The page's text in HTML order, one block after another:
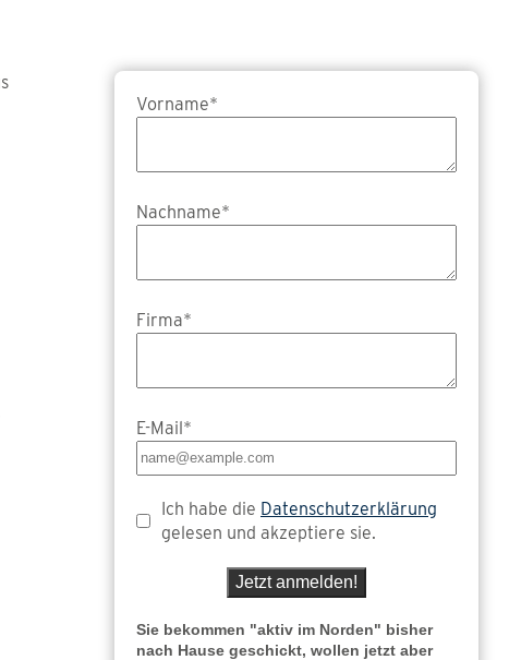
Vorname*
Nachname*
Firma*
E-Mail*
Ich habe die Datenschutzerklärung
gelesen und akzeptiere sie.
Jetzt anmelden!
Sie bekommen "aktiv im Norden" bisher
nach Hause geschickt, wollen jetzt aber